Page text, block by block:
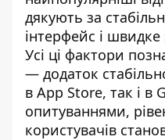
дякують за
інтерфейс і
Усі ці фактори
— додаток
в App Store, так і в
опитуваннями,
користувачів